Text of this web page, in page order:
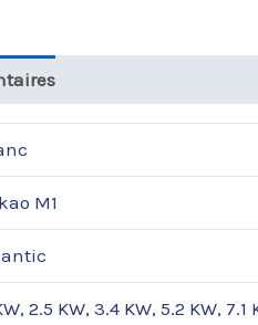
M1
2.5 KW, 3.4 KW, 5.2 KW, 7.1